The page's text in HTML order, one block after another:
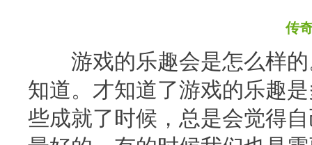
传
游戏的乐趣会是怎么样的
知道。才知道了游戏的乐趣
些成就了时候，总是会觉得